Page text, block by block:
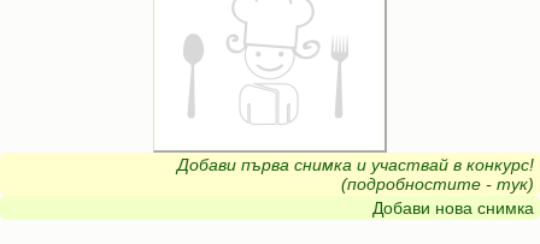
Добави първа снимка и участвай в конкурс!
(подробностите - тук)
Добави нова снимка